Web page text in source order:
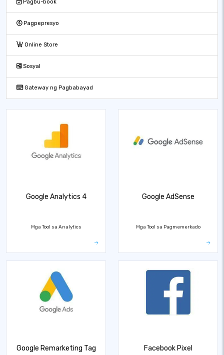
Pagbu-book
Pagpepresyo
Online Store
Sosyal
Gateway ng Pagbabayad
Google Analytics 4
Mga Tool sa Analytics
Google AdSense
Mga Tool sa Pagmemerkado
Google Remarketing Tag Facebook Pixel